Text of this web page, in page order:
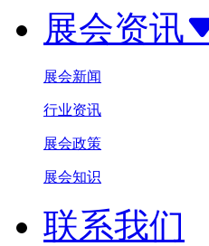
展会资讯
展会新闻
行业资讯
展会政策
展会知识
联系我们